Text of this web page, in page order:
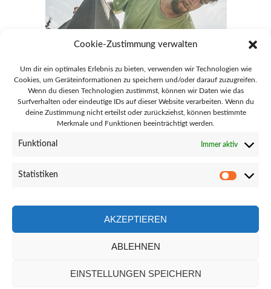
Cookie-Zustimmung verwalten
Um dir ein optimales Erlebnis zu bieten, verwenden wir Technologien wie
Cookies, um Geräteinformationen zu speichern und/oder darauf zuzugreifen.
Wenn du diesen Technologien zustimmst, können wir Daten wie das
Surfverhalten oder eindeutige IDs auf dieser Website verarbeiten. Wenn du
deine Zustimmung nicht erteilst oder zurückziehst, können bestimmte
Merkmale und Funktionen beeinträchtigt werden.
Funktional Immer aktiv
Statistiken
AKZEPTIEREN
ABLEHNEN
EINSTELLUNGEN SPEICHERN
28865 Lilienthal Goebelstraße 51
04298 - 8692
LinkLink